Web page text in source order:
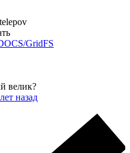
GridFS
велик?
назад